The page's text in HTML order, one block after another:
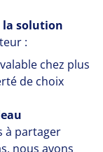
la solution
:
chez plus
de choix
à partager
nous avons